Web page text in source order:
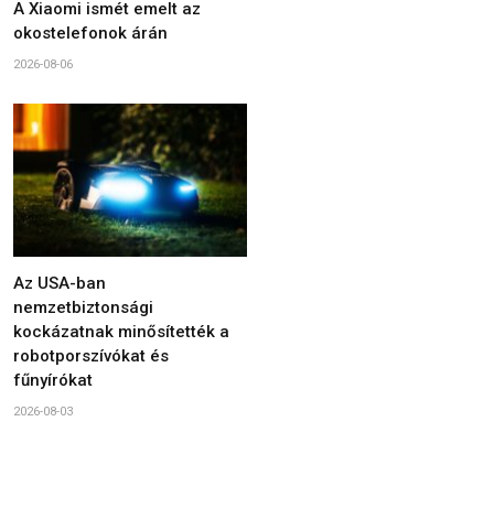
A Xiaomi ismét emelt az
okostelefonok árán
2026-08-06
Az USA-ban
nemzetbiztonsági
kockázatnak minősítették a
robotporszívókat és
fűnyírókat
2026-08-03